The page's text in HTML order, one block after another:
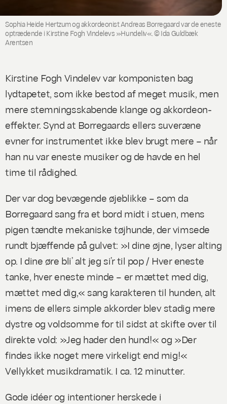
Sophia Heide Hertzum og akkordeonist Andreas Borregaard var de eneste
optrædende i Kirstine Fogh Vindelevs »Hundeliv«. © Ida Guldbæk
Arentsen
Kirstine Fogh Vindelev var komponisten bag
lydtapetet, som ikke bestod af meget musik, men
mere stemningsskabende klange og akkordeon-
effekter. Synd at Borregaards ellers suveræne
evner for instrumentet ikke blev brugt mere – når
han nu var eneste musiker og de havde en hel
time til rådighed.
Der var dog bevægende øjeblikke – som da
Borregaard sang fra et bord midt i stuen, mens
pigen tændte mekaniske tøjhunde, der vimsede
rundt bjæffende på gulvet: »I dine øjne, lyser alting
op. I dine øre bli’ alt jeg si’r til pop / Hver eneste
tanke, hver eneste minde – er mættet med dig,
mættet med dig,« sang karakteren til hunden, alt
imens de ellers simple akkorder blev stadig mere
dystre og voldsomme for til sidst at skifte over til
direkte vold: »Jeg hader den hund!« og »Der
findes ikke noget mere virkeligt end mig!«
Vellykket musikdramatik. I ca. 12 minutter.
Gode idéer og intentioner herskede i